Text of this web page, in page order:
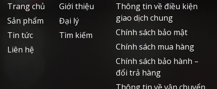
Trang chủ
Giới thiệu
Sản phẩm
Đại lý
Tin tức
Tìm kiếm
Liên hệ
Thông tin về điều kiện
giao dịch chung
Chính sách bảo mật
Chính sách mua hàng
Chính sách bảo hành –
đổi trả hàng